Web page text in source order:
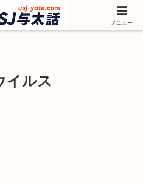
ドーワールド アトラクションなどユニ
収集しています
イルス
メニュー